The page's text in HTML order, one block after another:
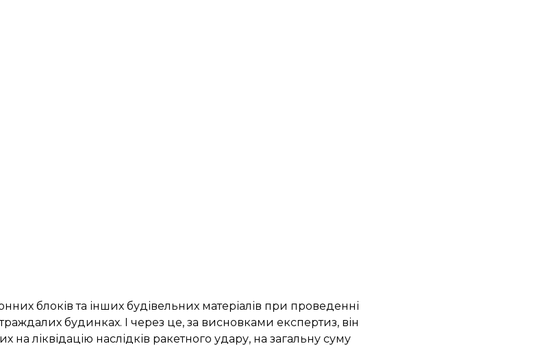
блоків та інших будівельних матеріалів при проведенні
будинках. І через це, за висновками експертиз, він
ліквідацію наслідків ракетного удару, на загальну суму